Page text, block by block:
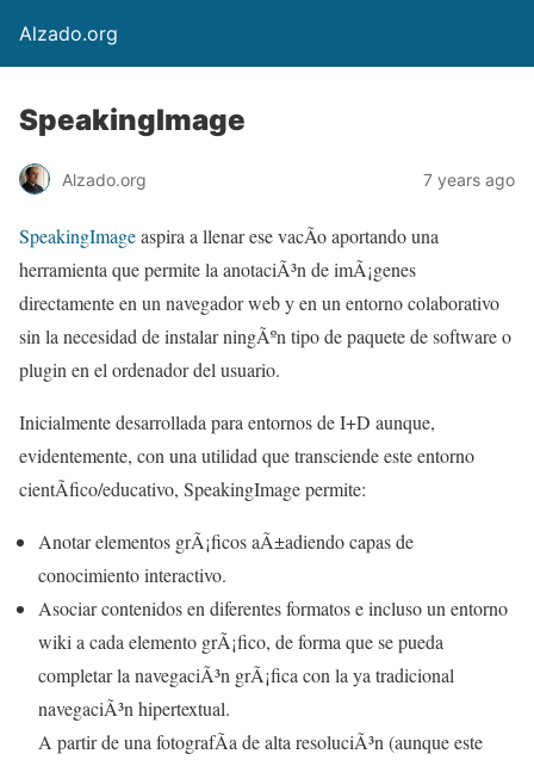
Alzado.org
SpeakingImage
Alzado.org 7 years ago
SpeakingImageaspira a llenar ese vacÃ­o aportando una
herramienta que permite la anotaciÃ³n de imÃ¡genes
directamente en un navegador web y en un entorno colaborativo
sin la necesidad de instalar ningÃºn tipo de paquete de software o
plugin en el ordenador del usuario.
Inicialmente desarrollada para entornos de I+D aunque,
evidentemente, con una utilidad que transciende este entorno
cientÃ­fico/educativo, SpeakingImage permite:
Anotar elementos grÃ¡ficos aÃ±adiendo capas de
conocimiento interactivo.
Asociar contenidos en diferentes formatos e incluso un entorno
wiki a cada elemento grÃ¡fico, de forma que se pueda
completar la navegaciÃ³n grÃ¡fica con la ya tradicional
navegaciÃ³n hipertextual.
A partir de una fotografÃ­a de alta resoluciÃ³n (aunque este